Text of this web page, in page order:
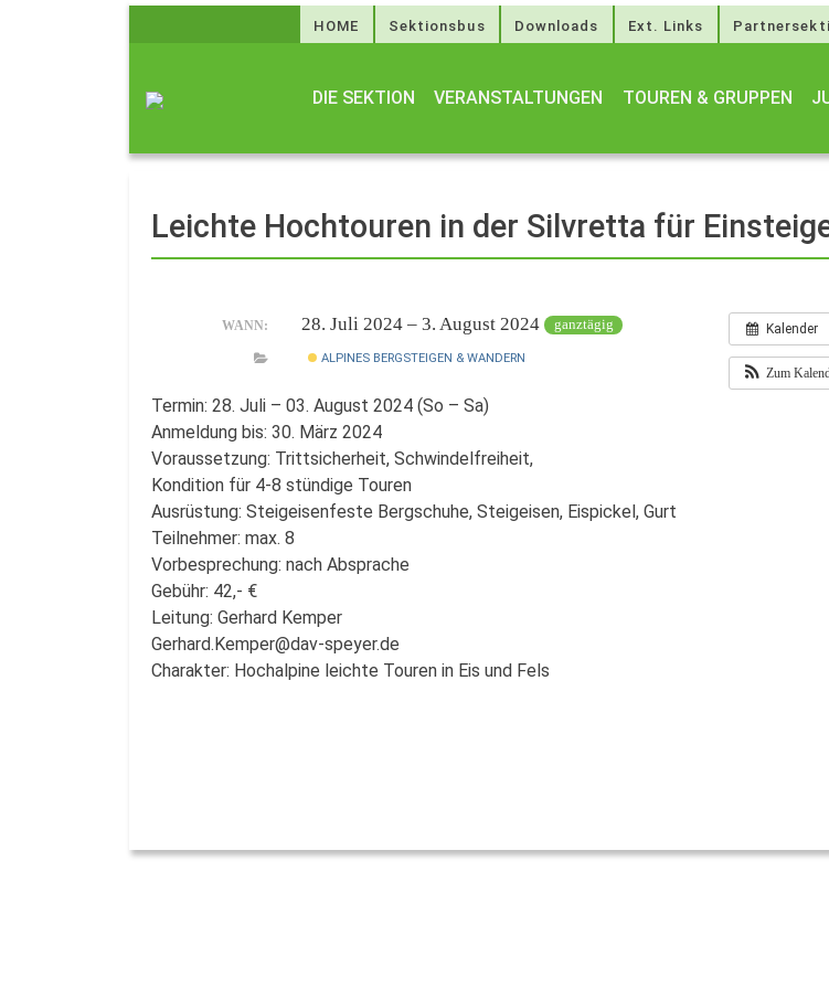
HOME Sektionsbus Downloads Ext. Links
DIE SEKTION VERANSTALTUNGEN TOUREN & GRUPPEN
Leichte Hochtouren in der Silvretta für
Kalender
Zum
WANN: 28. Juli 2024 – 3. August 2024 ganztägig
ALPINES BERGSTEIGEN & WANDERN
Termin: 28. Juli – 03. August 2024 (So – Sa)
Anmeldung bis: 30. März 2024
Voraussetzung: Trittsicherheit, Schwindelfreiheit,
Kondition für 4-8 stündige Touren
Ausrüstung: Steigeisenfeste Bergschuhe, Steigeisen, Eispickel, Gurt
Teilnehmer: max. 8
Vorbesprechung: nach Absprache
Gebühr: 42,- €
Leitung: Gerhard Kemper
Gerhard.Kemper@dav-speyer.de
Charakter: Hochalpine leichte Touren in Eis und Fels